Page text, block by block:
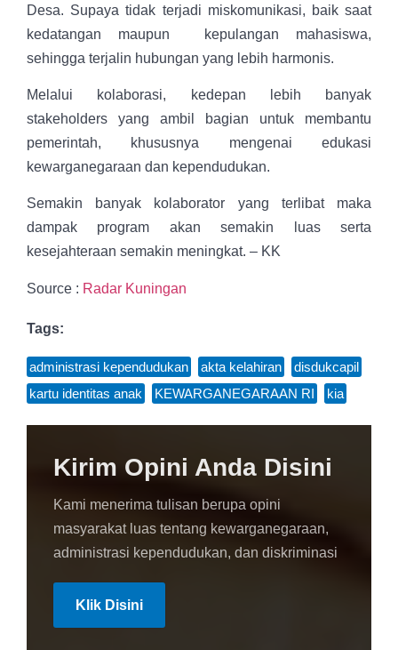
Desa. Supaya tidak terjadi miskomunikasi, baik saat
kedatangan maupun kepulangan mahasiswa,
sehingga terjalin hubungan yang lebih harmonis.
Melalui kolaborasi, kedepan lebih banyak
stakeholders yang ambil bagian untuk membantu
pemerintah, khususnya mengenai edukasi
kewarganegaraan dan kependudukan.
Semakin banyak kolaborator yang terlibat maka
dampak program akan semakin luas serta
kesejahteraan semakin meningkat. – KK
Source : Radar Kuningan
Tags:
administrasi kependudukan akta kelahiran disdukcapil
kartu identitas anak
KEWARGANEGARAAN RI kia
Kirim Opini Anda Disini
Kami menerima tulisan berupa opini
masyarakat luas tentang kewarganegaraan,
administrasi kependudukan, dan diskriminasi
Klik Disini